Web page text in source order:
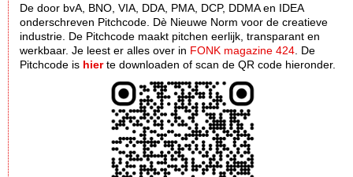
De door bvA, BNO, VIA, DDA, PMA, DCP, DDMA en IDEA
onderschreven Pitchcode. Dè Nieuwe Norm voor de creatieve
industrie. De Pitchcode maakt pitchen eerlijk, transparant en
werkbaar. Je leest er alles over in FONK magazine 424 . De
Pitchcode is hierte downloaden of scan de QR code hieronder.